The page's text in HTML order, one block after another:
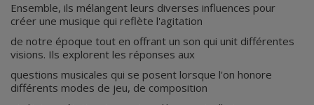
Ensemble, ils mélangent leurs diverses influences pour
créer une musique qui reflète l'agitation
de notre époque tout en offrant un son qui unit différentes
visions. Ils explorent les réponses aux
questions musicales qui se posent lorsque l'on honore
différents modes de jeu, de composition